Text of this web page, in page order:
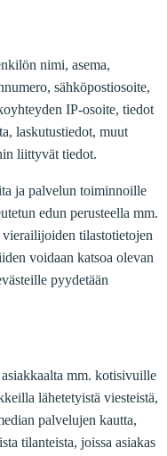
nimi, asema,
sähköpostiosoite,
IP-osoite, tiedot
laskutustiedot, muut
liittyvät tiedot.
ja palvelun toiminnoille
edun perusteella mm.
tilastotietojen
voidaan katsoa olevan
pyydetään
mm. kotisivuille
lähetetyistä viesteistä,
palvelujen kautta,
tilanteista, joissa asiakas